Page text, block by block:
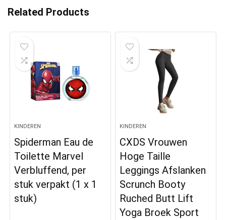
Related Products
KINDEREN
Spiderman Eau de
Toilette Marvel
Verbluffend, per
stuk verpakt (1 x 1
stuk)
KINDEREN
CXDS Vrouwen
Hoge Taille
Leggings Afslanken
Scrunch Booty
Ruched Butt Lift
Yoga Broek Sport